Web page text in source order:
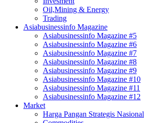
Oil,Mining & Energy
Trading
Asiabusinessinfo Magazine
Asiabusinessinfo Magazine #5
Asiabusinessinfo Magazine #6
Asiabusinessinfo Magazine #7
Asiabusinessinfo Magazine #8
Asiabusinessinfo Magazine #9
Asiabusinessinfo Magazine #10
Asiabusinessinfo Magazine #11
Asiabusinessinfo Magazine #12
Market
Harga Pangan Strategis Nasional